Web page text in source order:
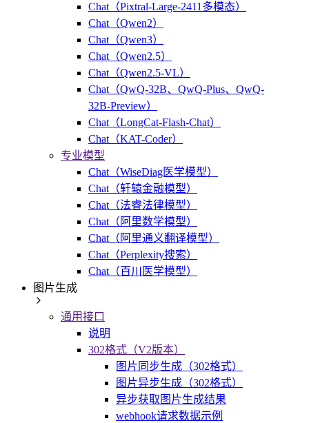
Chat（Pixtral-Large-2411多模态）
Chat（Qwen2）
Chat（Qwen3）
Chat（Qwen2.5）
Chat（Qwen2.5-VL）
Chat（QwQ-32B、QwQ-Plus、QwQ-
32B-Preview）
Chat（LongCat-Flash-Chat）
Chat（KAT-Coder）
专业模型
Chat（WiseDiag医学模型）
Chat（轩辕金融模型）
Chat（法睿法律模型）
Chat（阿里数学模型）
Chat（阿里通义翻译模型）
Chat（Perplexity搜索）
Chat（百川医学模型）
图片生成
通用接口
说明
302格式（V2版本）
图片同步生成（302格式）
图片异步生成（302格式）
异步获取图片生成结果
webhook请求数据示例